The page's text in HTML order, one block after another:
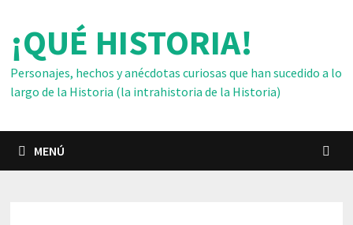
contenido
¡QUÉ HISTORIA!
Personajes, hechos y anécdotas curiosas que han sucedido a lo
largo de la Historia (la intrahistoria de la Historia)
MENÚ